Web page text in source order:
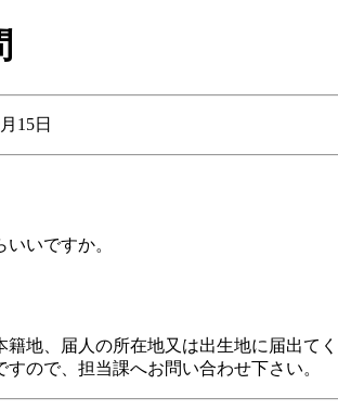
15日
いですか。
籍地、届人の所在地又は出生地に届出
ので、担当課へお問い合わせ下さい。